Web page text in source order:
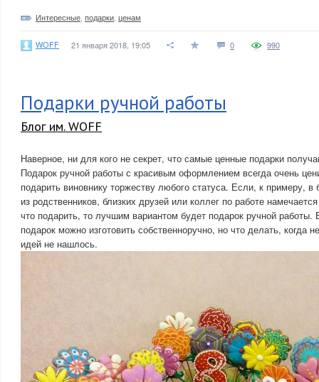
Интересные подарки ценам
WOFF 21 января 2018, 19:05 0 990
Подарки ручной работы
Блог им. WOFF
Наверное, ни для кого не секрет, что самые ценные подарки
Подарок ручной работы с красивым оформлением всегда очень
подарить виновнику торжеству любого статуса. Если, к примеру,
из родственников, близких друзей или коллег по работе
что подарить, то лучшим вариантом будет подарок ручной работы.
подарок можно изготовить собственноручно, но что делать, когда
идей не нашлось.